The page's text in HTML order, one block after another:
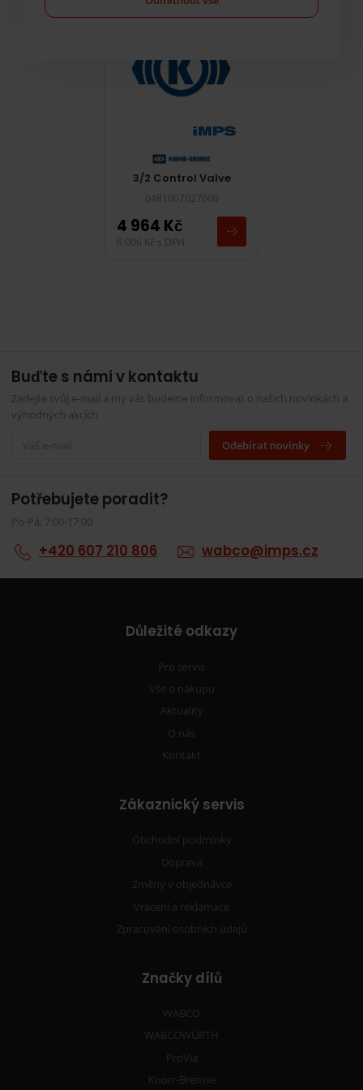
3/2 Control Valve
0481007027000
4 964 Kč
6 006 Kč s DPH
Buďte s námi v kontaktu
Zadejte svůj e-mail a my vás budeme informovat o našich novinkách a
výhodných akcích
Odebírat novinky
Potřebujete poradit?
Po-Pá: 7:00-17:00
+420 607 210 806 wabco@imps.cz
Důležité odkazy
Pro servis
Vše o nákupu
Aktuality
O nás
Kontakt
Zákaznický servis
Obchodní podmínky
Doprava
Změny v objednávce
Vrácení a reklamace
Zpracování osobních údajů
Značky dílů
WABCO
WABCOWÜRTH
ProVia
Knorr-Bremse